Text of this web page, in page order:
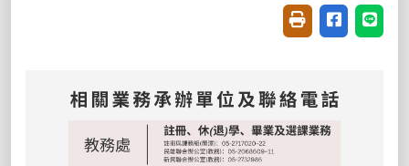
友善列印(開新視
分享至臉書
分享